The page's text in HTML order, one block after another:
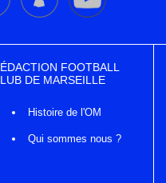
FOOTBALL
DE MARSEILLE
Histoire de l'OM
Qui sommes nous ?